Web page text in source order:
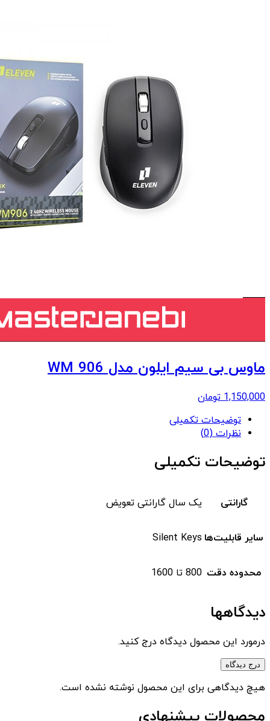
ماوس بی سیم ایلون مدل WM 906
1,150,000 تومان
توضیحات تکمیلی
نظرات (0)
توضیحات تکمیلی
گارانتی یک سال گارانتی تعویض
سایر قابلیت‌ها Silent Keys
محدوده دقت 800 تا 1600
دیدگاهها
درمورد این محصول دیدگاه درج کنید.
درج دیدگاه
هیچ دیدگاهی برای این محصول نوشته نشده است.